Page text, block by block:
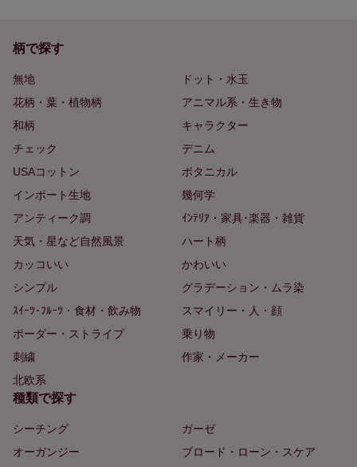
柄で探す
無地
ドット・水玉
花柄・葉・植物柄
アニマル系・生き物
和柄
キャラクター
チェック
デニム
USAコットン
ボタニカル
インポート生地
幾何学
アンティーク調
ｲﾝﾃﾘｱ・家具･楽器・雑貨
天気・星など自然風景
ハート柄
カッコいい
かわいい
シンプル
グラデーション・ムラ染
ｽｲｰﾂ･ﾌﾙｰﾂ・食材・飲み物
スマイリー・人・顔
ボーダー・ストライプ
乗り物
刺繍
作家・メーカー
北欧系
種類で探す
シーチング
ガーゼ
オーガンジー
ブロード・ローン・スケア